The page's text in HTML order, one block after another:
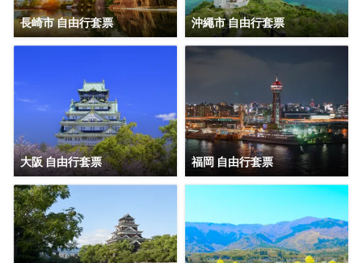
長崎市 自由行套票 沖繩市 自由行套票
大阪 自由行套票 福岡 自由行套票